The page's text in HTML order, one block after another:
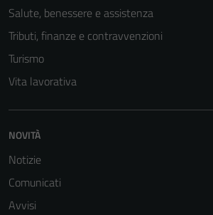
Salute, benessere e assistenza
Tributi, finanze e contravvenzioni
Turismo
Vita lavorativa
NOVITÀ
Notizie
Comunicati
Avvisi